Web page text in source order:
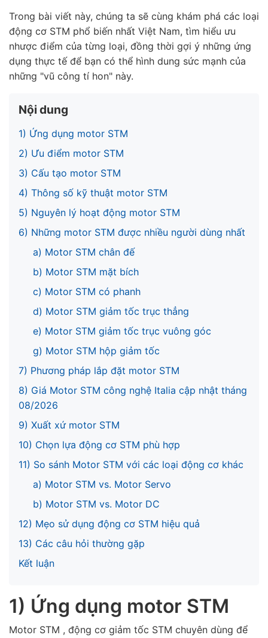
Trong bài viết này, chúng ta sẽ cùng khám phá các loại
động cơ STM phổ biến nhất Việt Nam, tìm hiểu ưu
nhược điểm của từng loại, đồng thời gợi ý những ứng
dụng thực tế để bạn có thể hình dung sức mạnh của
những "vũ công tí hon" này.
Nội dung
1) Ứng dụng motor STM
2) Ưu điểm motor STM
3) Cấu tạo motor STM
4) Thông số kỹ thuật motor STM
5) Nguyên lý hoạt động motor STM
6) Những motor STM được nhiều người dùng nhất
a) Motor STM chân đế
b) Motor STM mặt bích
c) Motor STM có phanh
d) Motor STM giảm tốc trục thẳng
e) Motor STM giảm tốc trục vuông góc
g) Motor STM hộp giảm tốc
7) Phương pháp lắp đặt motor STM
8) Giá Motor STM công nghệ Italia cập nhật tháng
08/2026
9) Xuất xứ motor STM
10) Chọn lựa động cơ STM phù hợp
11) So sánh Motor STM với các loại động cơ khác
a) Motor STM vs. Motor Servo
b) Motor STM vs. Motor DC
12) Mẹo sử dụng động cơ STM hiệu quả
13) Các câu hỏi thường gặp
Kết luận
1) Ứng dụng motor STM
Motor STM , động cơ giảm tốc STM chuyên dùng để